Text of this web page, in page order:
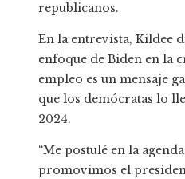
republicanos.
En la entrevista, Kildee
enfoque de Biden en la
empleo es un mensaje
que los demócratas lo
2024.
“Me postulé en la
promovimos el